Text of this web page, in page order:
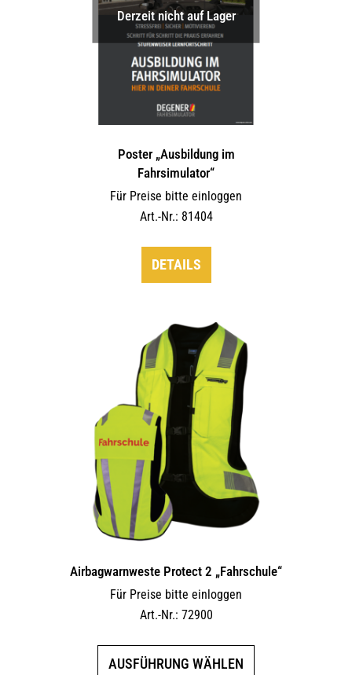
Derzeit nicht auf Lager
Poster „Ausbildung im
Fahrsimulator“
Für Preise bitte einloggen
Art.-Nr.: 81404
DETAILS
Airbagwarnweste Protect 2 „Fahrschule“
Für Preise bitte einloggen
Art.-Nr.: 72900
AUSFÜHRUNG WÄHLEN